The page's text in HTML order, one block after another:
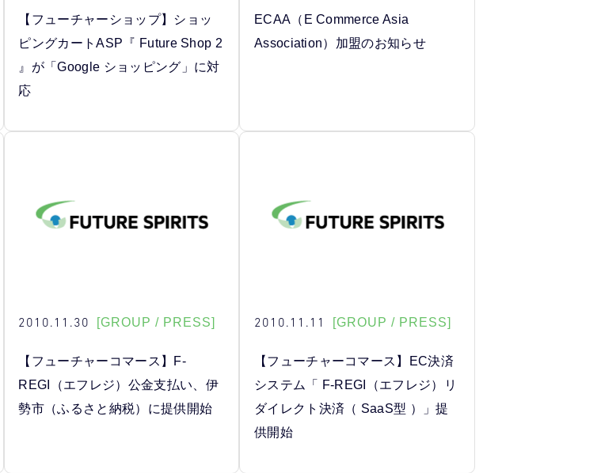
【フューチャーショップ】ショッ
ピングカートASP『 Future Shop 2
』が「Google ショッピング」に対
応
ECAA（E Commerce Asia
Association）加盟のお知らせ
2010.11.30 [GROUP / PRESS]
【フューチャーコマース】F-
REGI（エフレジ）公金支払い、伊
勢市（ふるさと納税）に提供開始
2010.11.11 [GROUP / PRESS]
【フューチャーコマース】EC決済
システム「 F-REGI（エフレジ）リ
ダイレクト決済（ SaaS型 ）」提
供開始